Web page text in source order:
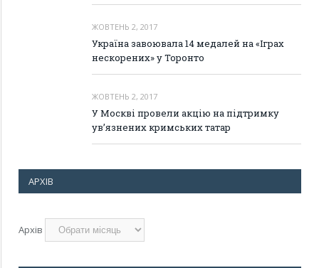
ЖОВТЕНЬ 2, 2017
Україна завоювала 14 медалей на «Іграх
нескорених» у Торонто
ЖОВТЕНЬ 2, 2017
У Москві провели акцію на підтримку
ув’язнених кримських татар
АРХІВ
Архів